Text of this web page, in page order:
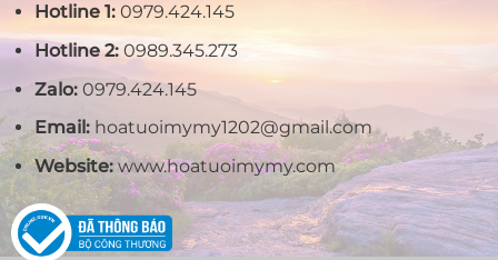
Hotline 1:0979.424.145
Hotline 2:0989.345.273
Zalo:0979.424.145
Email:hoatuoimymy1202@gmail.com
Website:www.hoatuoimymy.com